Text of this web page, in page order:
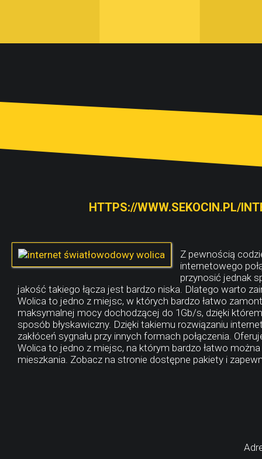
HTTPS://WWW.SEKOCIN.PL/
Z pewnością
internetowego
przynosić jednak
jakość takiego łącza jest bardzo niska. Dlatego warto
Wolica to jedno z miejsc, w których bardzo łatwo
maksymalnej mocy dochodzącej do 1Gb/s, dzięki
sposób błyskawiczny. Dzięki takiemu rozwiązaniu
zakłóceń sygnału przy innych formach połączenia.
Wolica to jedno z miejsc, na którym bardzo łatwo
mieszkania. Zobacz na stronie dostępne pakiety i